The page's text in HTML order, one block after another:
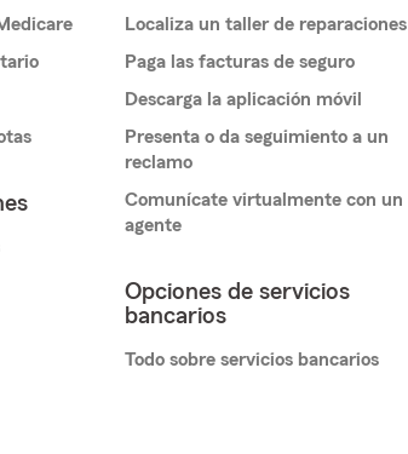
Localiza un taller de reparaciones
Paga las facturas de seguro
Descarga la aplicación móvil
Presenta o da seguimiento a un
reclamo
Comunícate virtualmente con un
agente
Opciones de servicios
bancarios
Todo sobre servicios bancarios